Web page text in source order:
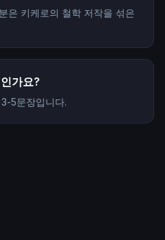
은 키케로의 철학 저작을 섞은
가요?
5문장입니다.